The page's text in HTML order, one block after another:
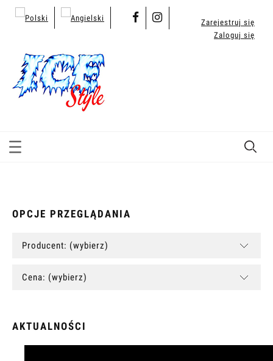
Zarejestruj się
Zaloguj się
OPCJE PRZEGLĄDANIA
Producent: (wybierz)
Cena: (wybierz)
AKTUALNOŚCI